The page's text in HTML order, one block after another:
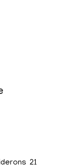
21